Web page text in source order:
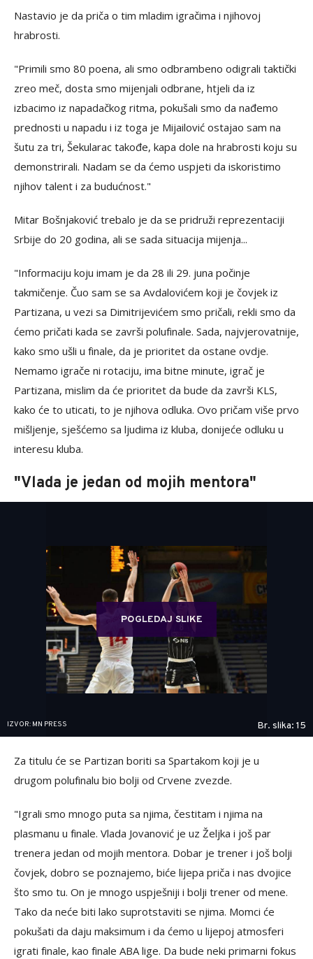
Nastavio je da priča o tim mladim igračima i njihovoj
hrabrosti.
"Primili smo 80 poena, ali smo odbrambeno odigrali taktički
zreo meč, dosta smo mijenjali odbrane, htjeli da iz
izbacimo iz napadačkog ritma, pokušali smo da nađemo
prednosti u napadu i iz toga je Mijailović ostajao sam na
šutu za tri, Šekularac takođe, kapa dole na hrabrosti koju su
demonstrirali. Nadam se da ćemo uspjeti da iskoristimo
njihov talent i za budućnost."
Mitar Bošnjaković trebalo je da se pridruži reprezentaciji
Srbije do 20 godina, ali se sada situacija mijenja...
"Informaciju koju imam je da 28 ili 29. juna počinje
takmičenje. Čuo sam se sa Avdalovićem koji je čovjek iz
Partizana, u vezi sa Dimitrijevićem smo pričali, rekli smo da
ćemo pričati kada se završi polufinale. Sada, najvjerovatnije,
kako smo ušli u finale, da je prioritet da ostane ovdje.
Nemamo igrače ni rotaciju, ima bitne minute, igrač je
Partizana, mislim da će prioritet da bude da završi KLS,
kako će to uticati, to je njihova odluka. Ovo pričam više prvo
mišljenje, sješćemo sa ljudima iz kluba, donijeće odluku u
interesu kluba.
"Vlada je jedan od mojih mentora"
POGLEDAJ SLIKE
IZVOR: MN PRESS Br. slika: 15
Za titulu će se Partizan boriti sa Spartakom koji je u
drugom polufinalu bio bolji od Crvene zvezde.
"Igrali smo mnogo puta sa njima, čestitam i njima na
plasmanu u finale. Vlada Jovanović je uz Željka i još par
trenera jedan od mojih mentora. Dobar je trener i još bolji
čovjek, dobro se poznajemo, biće lijepa priča i nas dvojice
što smo tu. On je mnogo uspješniji i bolji trener od mene.
Tako da neće biti lako suprotstaviti se njima. Momci će
pokušati da daju maksimum i da ćemo u lijepoj atmosferi
igrati finale, kao finale ABA lige. Da bude neki primarni fokus